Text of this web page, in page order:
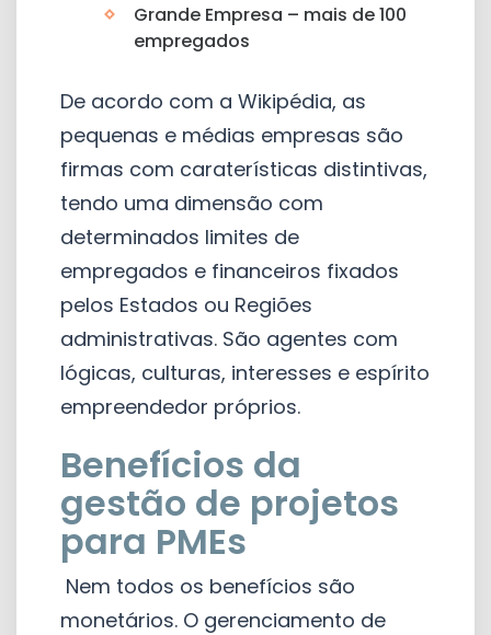
Grande Empresa – mais de 100
empregados
De acordo com a Wikipédia, as
pequenas e médias empresas são
firmas com caraterísticas distintivas,
tendo uma dimensão com
determinados limites de
empregados e financeiros fixados
pelos Estados ou Regiões
administrativas. São agentes com
lógicas, culturas, interesses e espírito
empreendedor próprios.
Benefícios da
gestão de projetos
para PMEs
Nem todos os benefícios são
monetários. O gerenciamento de